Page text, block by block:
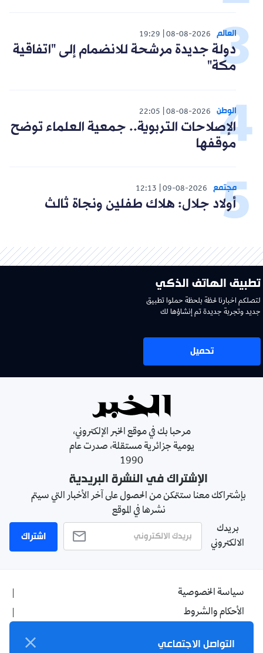
العالم 08-08-2026
19:29
دولة جديدة مرشحة للانضمام إلى "اتفاقية
مكة"
الوطن 08-08-2026
22:05
الإصلاحات التربوية.. جمعية العلماء توضح
موقفها
مجتمع 09-08-2026
12:13
أولاد جلال: هلاك طفلين ونجاة ثالث
تطبيق الهاتف الذكي
لتصلكم اخبارنا لحظة بلحظة حملوا تطبيق
جديد وتجربة جديدة تم إنشاؤها لك
تحميل
مرحبا بك في موقع الخبر الإلكتروني،
يومية جزائرية مستقلة، صدرت عام
1990
الإشتراك في النشرة البريدية
بإشتراكك معنا ستتمكن من الحصول على آخر الأخبار التي سيتم
نشرها في الموقع
بريدك
الالكتروني
اشتراك
سياسة الخصوصية
الأحكام والشروط
التواصل الاجتماعي